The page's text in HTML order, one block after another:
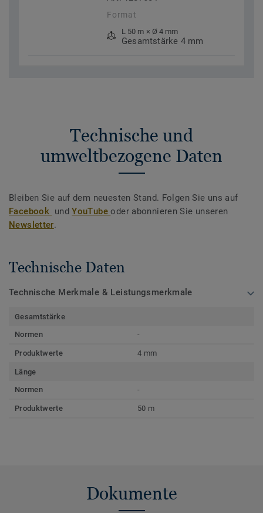
Format
L 50 m × Ø 4 mm
Gesamtstärke 4 mm
Technische und
umweltbezogene Daten
Bleiben Sie auf dem neuesten Stand. Folgen Sie uns auf
Facebook undYouTubeoder abonnieren Sie unseren
Newsletter.
Technische Daten
Technische Merkmale & Leistungsmerkmale
Gesamtstärke
Normen
-
Produktwerte 4 mm
Länge
Normen
-
Produktwerte 50 m
Dokumente